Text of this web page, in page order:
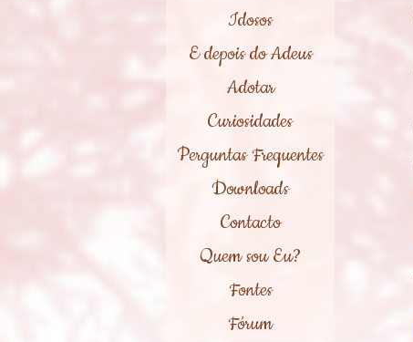
Idosos
E depois do Adeus
Adotar
Curiosidades
Perguntas Frequentes
Downloads
Contacto
Quem sou Eu?
Fontes
Fórum